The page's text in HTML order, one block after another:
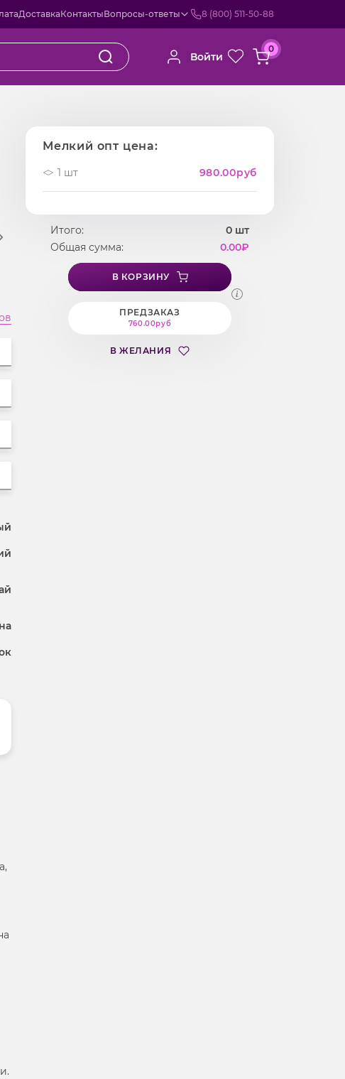
ДоставкаКонтактыВопросы-ответы 8 (800) 511-50-88
Войти
0
Мелкий опт цена:
1 шт 980.00руб
Итого: 0 шт
Общая сумма:
0.00₽
В КОРЗИНУ
ПРЕДЗАКАЗ
760.00руб
В ЖЕЛАНИЯ